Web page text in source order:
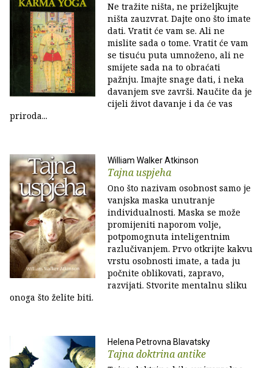
Ne tražite ništa, ne priželjkujte
ništa zauzvrat. Dajte ono što imate
dati. Vratit će vam se. Ali ne
mislite sada o tome. Vratit će vam
se tisuću puta umnoženo, ali ne
smijete sada na to obraćati
pažnju. Imajte snage dati, i neka
davanjem sve završi. Naučite da je
cijeli život davanje i da će vas
priroda...
William Walker Atkinson
Tajna uspjeha
Ono što nazivam osobnost samo je
vanjska maska unutranje
individualnosti. Maska se može
promijeniti naporom volje,
potpomognuta inteligentnim
razlučivanjem. Prvo otkrijte kakvu
vrstu osobnosti imate, a tada ju
počnite oblikovati, zapravo,
razvijati. Stvorite mentalnu sliku
onoga što želite biti.
Helena Petrovna Blavatsky
Tajna doktrina antike